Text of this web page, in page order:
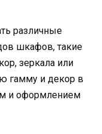
различные
шкафов, такие
зеркала или
гамму и декор в
и оформлением